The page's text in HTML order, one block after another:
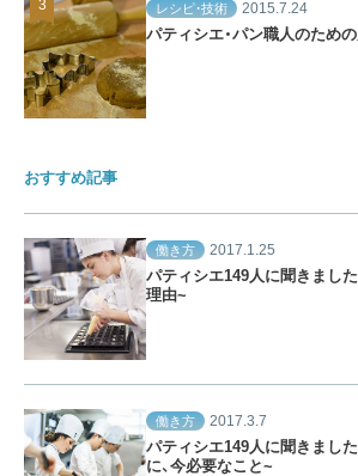
レシピ・技術 2015.7.24
パティシエ・パン職人のため
おすすめ記事
働き方 2017.1.25
パティシエ149人に聞きまし
理由~
働き方 2017.3.7
パティシエ149人に聞きまし
に、今必要なこと~